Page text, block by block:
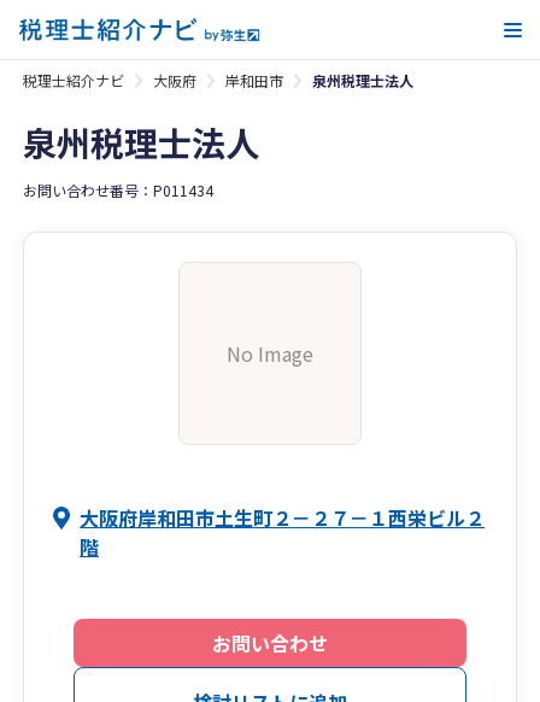
税理士紹介ナビ 大阪府 岸和田市 泉州税理士法人
泉州税理士法人
お問い合わせ番号：P011434
No Image
大阪府岸和田市土生町２－２７－１西栄ビル２
階
お問い合わせ